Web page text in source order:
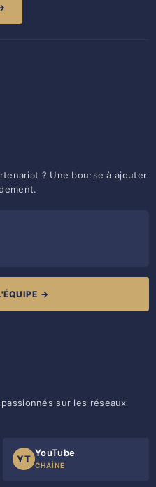
? Une bourse à ajouter
→
sur les réseaux
YT
YouTube
CHAÎNE